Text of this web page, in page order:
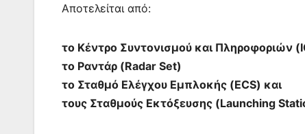
Αποτελείται από:
το Κέντρο Συντονισμού και Πληροφοριών
το Ραντάρ (Radar Set)
το Σταθμό Ελέγχου Εμπλοκής (ECS) και
τους Σταθμούς Εκτόξευσης (Launching